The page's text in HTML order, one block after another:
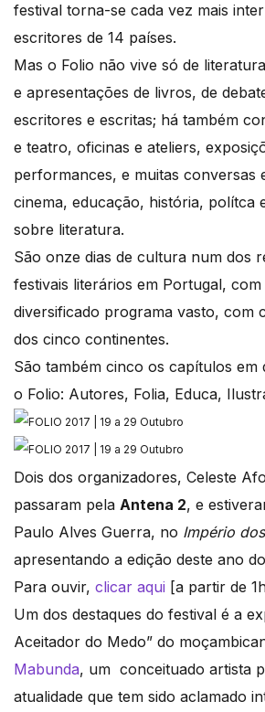
festival torna-se cada vez mais
escritores de 14 países.
Mas o Folio não vive só de
e apresentações de livros, de
escritores e escritas; há também
e teatro, oficinas e ateliers,
performances, e muitas conversas
cinema, educação, história, polítca
sobre literatura.
São onze dias de cultura num dos
festivais literários em Portugal,
diversificado programa vasto, com
dos cinco continentes.
São também cinco os capítulos em
o Folio: Autores, Folia, Educa,
Dois dos organizadores, Celeste
passaram pela Antena 2, e
Paulo Alves Guerra, no Império
apresentando a edição deste ano
Para ouvir, clicar aqui [a partir de
Um dos destaques do festival é a
Aceitador do Medo” do
Mabunda, um conceituado artista
atualidade que tem sido aclamado